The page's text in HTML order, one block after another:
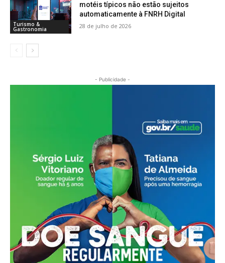
Turismo &
Gastronomia
motéis típicos não estão sujeitos
automaticamente à FNRH Digital
28 de julho de 2026
- Publicidade -